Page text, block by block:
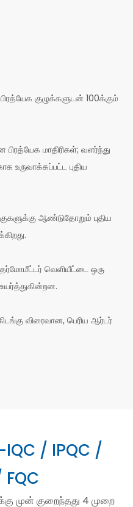
குழுக்களுடன் 100க்கும்
மாதிரிகள்; வளர்ந்து
உருவாக்கப்பட்ட புதிய
ஆண்டுதோறும் புதிய
வெளியீட்டை ஒரு
விரைவான, பெரிய ஆர்டர்
-IQC / IPQC /
முன் குறைந்தது 4 முறை